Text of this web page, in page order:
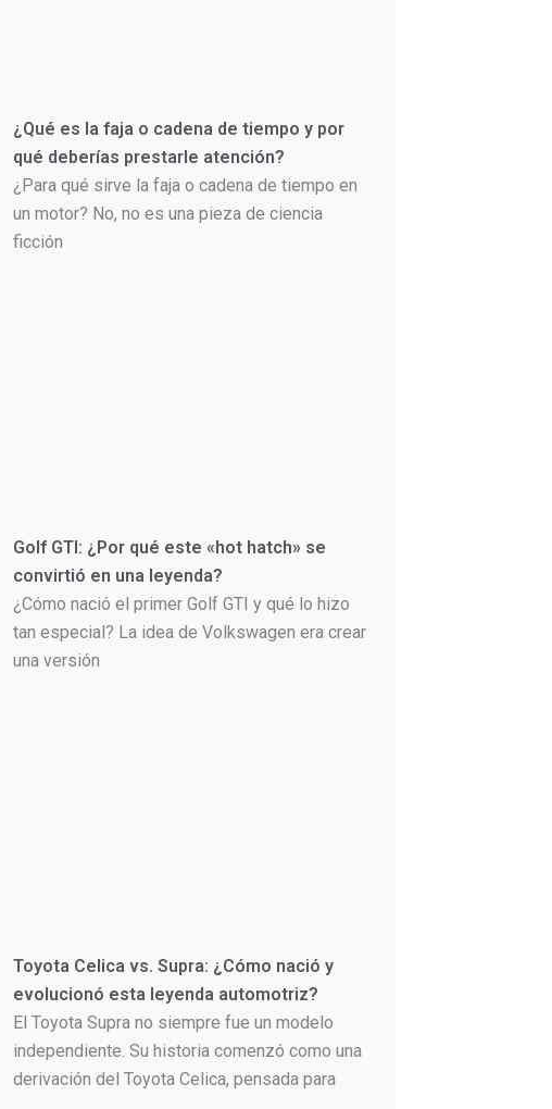
¿Qué es la faja o cadena de tiempo y por
qué deberías prestarle atención?
¿Para qué sirve la faja o cadena de tiempo en
un motor? No, no es una pieza de ciencia
ficción
Golf GTI: ¿Por qué este «hot hatch» se
convirtió en una leyenda?
¿Cómo nació el primer Golf GTI y qué lo hizo
tan especial? La idea de Volkswagen era crear
una versión
Toyota Celica vs. Supra: ¿Cómo nació y
evolucionó esta leyenda automotriz?
El Toyota Supra no siempre fue un modelo
independiente. Su historia comenzó como una
derivación del Toyota Celica, pensada para